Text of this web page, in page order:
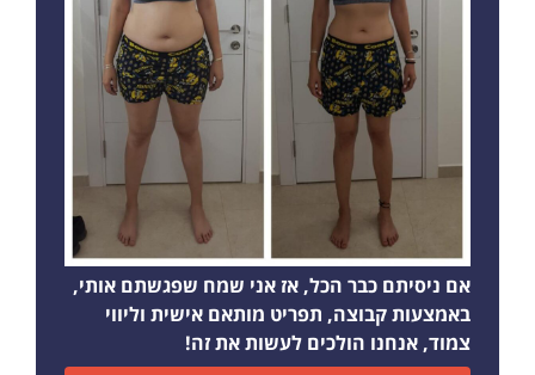
אם ניסיתם כבר הכל, אז אני שמח שפגשתם אותי,
באמצעות קבוצה, תפריט מותאם אישית וליווי
צמוד, אנחנו הולכים לעשות את זה!